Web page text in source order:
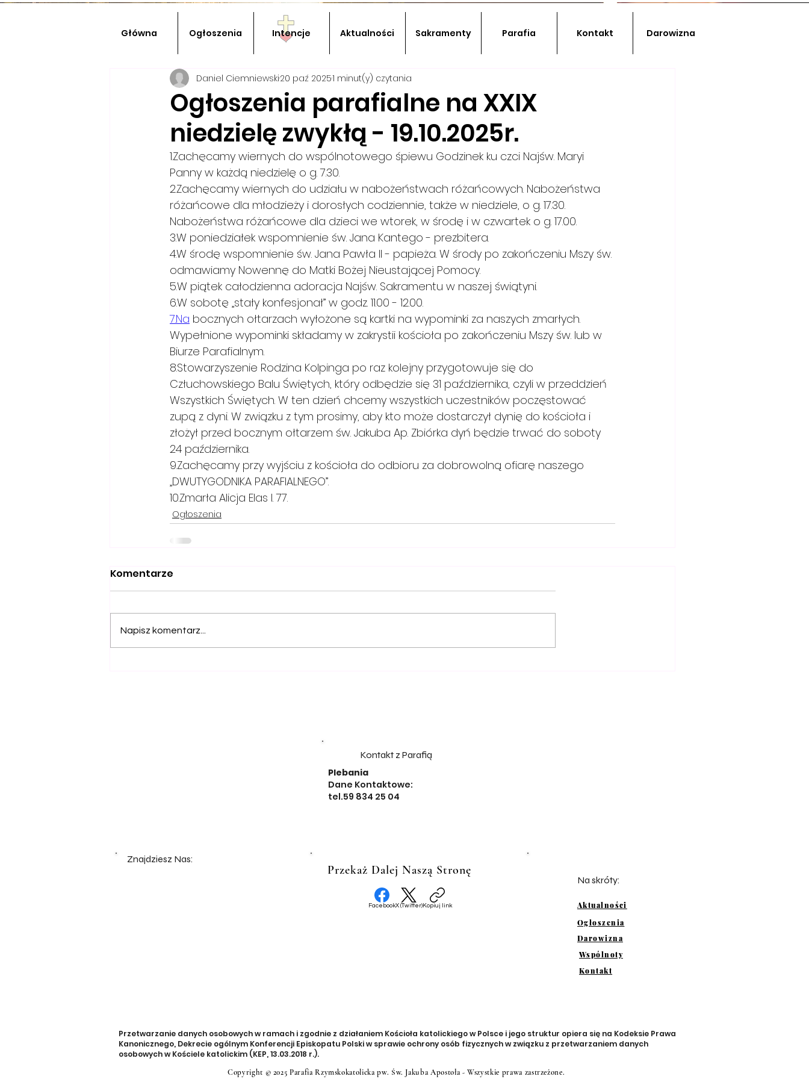
Główna Ogłoszenia Intencje Aktualności Sakramenty Parafia Kontakt Darowizna
Ogłoszenia parafialne na XXIX
niedzielę zwykłą - 19.10.2025r.
Daniel Ciemniewski20 paź 20251 minut(y) czytania
1.Zachęcamy wiernych do wspólnotowego śpiewu Godzinek ku czci Najśw. Maryi
Panny w każdą niedzielę o g. 7.30.
2.Zachęcamy wiernych do udziału w nabożeństwach różańcowych. Nabożeństwa
różańcowe dla młodzieży i dorosłych codziennie, także w niedziele, o g. 17.30.
Nabożeństwa różańcowe dla dzieci we wtorek, w środę i w czwartek o g. 17.00.
3.W poniedziałek wspomnienie św. Jana Kantego - prezbitera.
4.W środę wspomnienie św. Jana Pawła II - papieża. W środy po zakończeniu Mszy św.
odmawiamy Nowennę do Matki Bożej Nieustającej Pomocy.
5.W piątek całodzienna adoracja Najśw. Sakramentu w naszej świątyni.
6.W sobotę „stały konfesjonał” w godz. 11.00 - 12.00.
7.Na bocznych ołtarzach wyłożone są kartki na wypominki za naszych zmarłych.
Wypełnione wypominki składamy w zakrystii kościoła po zakończeniu Mszy św. lub w
Biurze Parafialnym.
8.Stowarzyszenie Rodzina Kolpinga po raz kolejny przygotowuje się do
Człuchowskiego Balu Świętych, który odbędzie się 31 października, czyli w przeddzień
Wszystkich Świętych. W ten dzień chcemy wszystkich uczestników poczęstować
zupą z dyni. W związku z tym prosimy, aby kto może dostarczył dynię do kościoła i
złożył przed bocznym ołtarzem św. Jakuba Ap. Zbiórka dyń będzie trwać do soboty
24 października.
9.Zachęcamy przy wyjściu z kościoła do odbioru za dobrowolną ofiarę naszego
„DWUTYGODNIKA PARAFIALNEGO”.
10.Zmarła Alicja Elas l. 77.
Ogłoszenia
Komentarze
Napisz komentarz...
Kontakt z Parafią
Plebania
Dane Kontaktowe:
tel.59 834 25 04
Znajdziesz Nas:
Przekaż Dalej Naszą Stronę
FacebookX (Twitter)Kopiuj link
Na skróty:
Aktualności
Ogłoszenia
Darowizna
Wspólnoty
Kontakt
Przetwarzanie danych osobowych w ramach i zgodnie z działaniem Kościoła katolickiego w Polsce i jego struktur opiera się na Kodeksie Prawa
Kanonicznego, Dekrecie ogólnym Konferencji Episkopatu Polski w sprawie ochrony osób fizycznych w związku z przetwarzaniem danych
osobowych w Kościele katolickim (KEP, 13.03.2018 r.).
Copyright © 2025 Parafia Rzymskokatolicka pw. Św. Jakuba Apostoła - Wszystkie prawa zastrzeżone.